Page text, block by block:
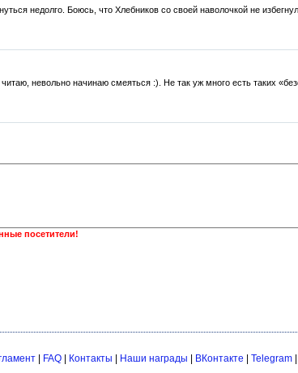
недолго. Боюсь, что Хлебников со своей наволочкой не
невольно начинаю смеяться :). Не так уж много есть таких
посетители!
FAQ Контакты Наши награды ВКонтакте Telegram